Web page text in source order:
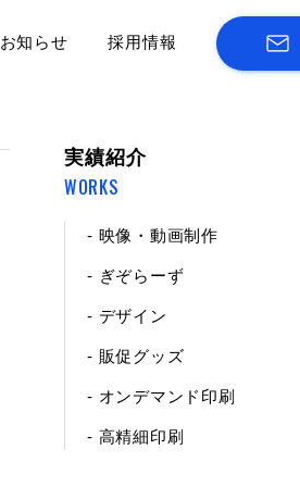
お知らせ 採用情報
実績紹介
WORKS
- 映像・動画制作
- ぎぞらーず
- デザイン
- 販促グッズ
- オンデマンド印刷
- 高精細印刷